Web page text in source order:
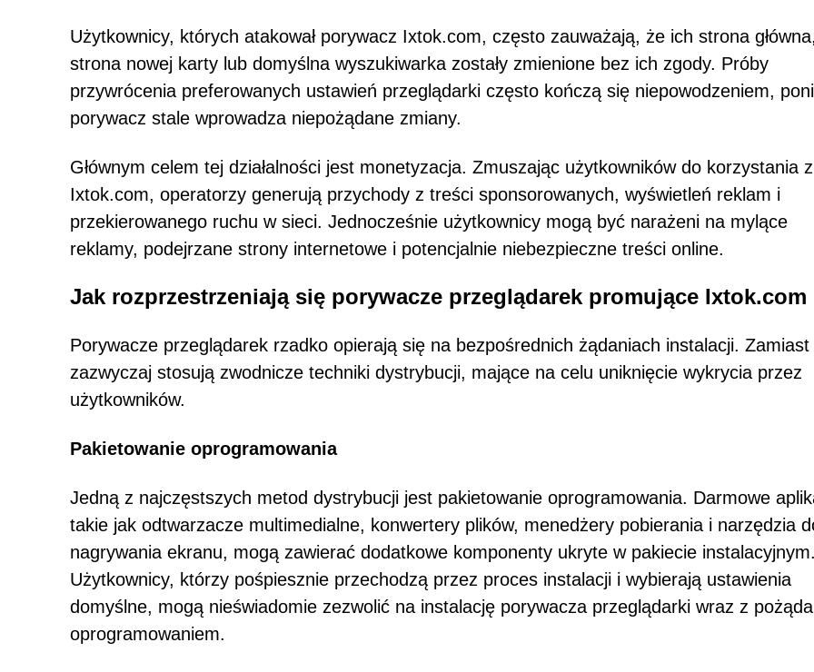
Użytkownicy, których atakował porywacz Ixtok.com, często zauważają, że ich strona główna,
strona nowej karty lub domyślna wyszukiwarka zostały zmienione bez ich zgody. Próby
przywrócenia preferowanych ustawień przeglądarki często kończą się niepowodzeniem,
porywacz stale wprowadza niepożądane zmiany.
Głównym celem tej działalności jest monetyzacja. Zmuszając użytkowników do korzystania z
Ixtok.com, operatorzy generują przychody z treści sponsorowanych, wyświetleń reklam i
przekierowanego ruchu w sieci. Jednocześnie użytkownicy mogą być narażeni na mylące
reklamy, podejrzane strony internetowe i potencjalnie niebezpieczne treści online.
Jak rozprzestrzeniają się porywacze przeglądarek promujące Ixtok.com
Porywacze przeglądarek rzadko opierają się na bezpośrednich żądaniach instalacji.
zazwyczaj stosują zwodnicze techniki dystrybucji, mające na celu uniknięcie wykrycia przez
użytkowników.
Pakietowanie oprogramowania
Jedną z najczęstszych metod dystrybucji jest pakietowanie oprogramowania. Darmowe
takie jak odtwarzacze multimedialne, konwertery plików, menedżery pobierania i narzędzia
nagrywania ekranu, mogą zawierać dodatkowe komponenty ukryte w pakiecie instalacyjnym.
Użytkownicy, którzy pośpiesznie przechodzą przez proces instalacji i wybierają ustawienia
domyślne, mogą nieświadomie zezwolić na instalację porywacza przeglądarki wraz z
oprogramowaniem.